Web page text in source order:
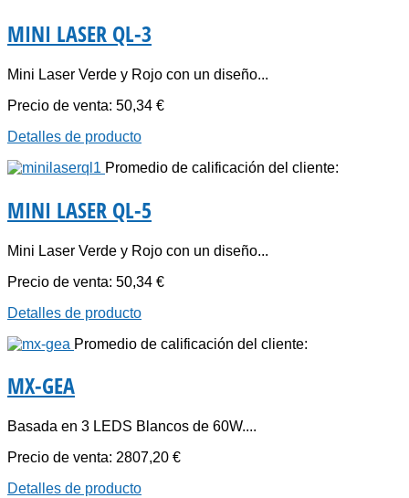
MINI LASER QL-3
Mini Laser Verde y Rojo con un diseño...
Precio de venta: 50,34 €
Detalles de producto
Promedio de calificación del cliente:
MINI LASER QL-5
Mini Laser Verde y Rojo con un diseño...
Precio de venta: 50,34 €
Detalles de producto
Promedio de calificación del cliente:
MX-GEA
Basada en 3 LEDS Blancos de 60W....
Precio de venta: 2807,20 €
Detalles de producto